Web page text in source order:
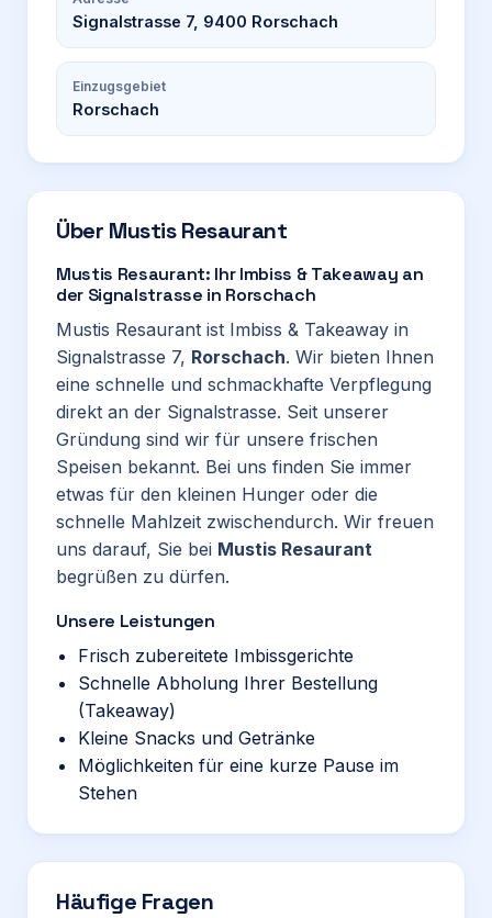
Signalstrasse 7, 9400 Rorschach
Einzugsgebiet
Rorschach
Über Mustis Resaurant
Mustis Resaurant: Ihr Imbiss & Takeaway an
der Signalstrasse in Rorschach
Mustis Resaurant ist Imbiss & Takeaway in
Signalstrasse 7, Rorschach. Wir bieten Ihnen
eine schnelle und schmackhafte Verpflegung
direkt an der Signalstrasse. Seit unserer
Gründung sind wir für unsere frischen
Speisen bekannt. Bei uns finden Sie immer
etwas für den kleinen Hunger oder die
schnelle Mahlzeit zwischendurch. Wir freuen
uns darauf, Sie bei Mustis Resaurant
begrüßen zu dürfen.
Unsere Leistungen
Frisch zubereitete Imbissgerichte
Schnelle Abholung Ihrer Bestellung
(Takeaway)
Kleine Snacks und Getränke
Möglichkeiten für eine kurze Pause im
Stehen
Häufige Fragen